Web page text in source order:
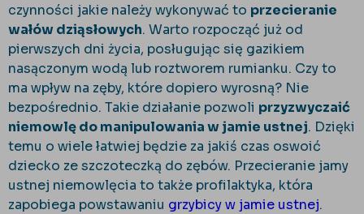
czynności jakie należy wykonywać to przecieranie
wałów dziąsłowych. Warto rozpocząć już od
pierwszych dni życia, posługując się gazikiem
nasączonym wodą lub roztworem rumianku. Czy to
ma wpływ na zęby, które dopiero wyrosną? Nie
bezpośrednio. Takie działanie pozwoli przyzwyczaić
niemowlę do manipulowania w jamie ustnej. Dzięki
temu o wiele łatwiej będzie za jakiś czas oswoić
dziecko ze szczoteczką do zębów. Przecieranie jamy
ustnej niemowlęcia to także profilaktyka, która
zapobiega powstawaniu grzybicy w jamie ustnej.